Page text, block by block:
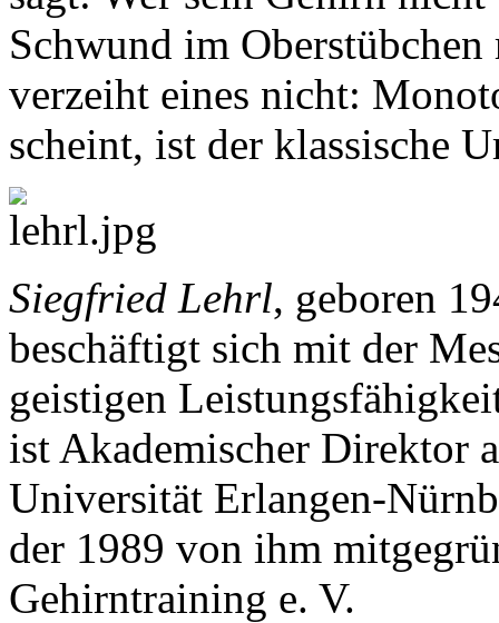
Schwund im
verzeiht eines nicht:
scheint, ist der klassische
Siegfried Lehrl, geboren
beschäftigt sich mit der
geistigen
ist Akademischer Direktor
Universität Erlangen-
der 1989 von ihm
Gehirntraining e. V.